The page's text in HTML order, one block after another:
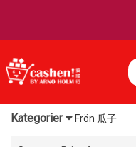
Kategorier Frön 瓜子